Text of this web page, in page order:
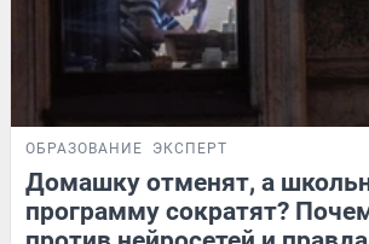
ОБРАЗОВАНИЕ ЭКСПЕРТ
Домашку отменят, а
программу сократят?